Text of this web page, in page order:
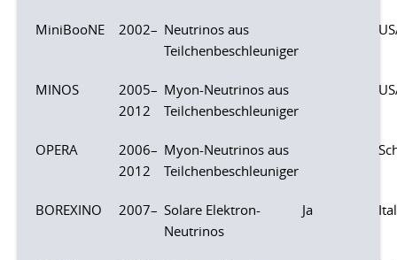
MiniBooNE 2002– Neutrinos aus
Teilchenbeschleuniger
MINOS
2005–
2012
Myon-Neutrinos aus
Teilchenbeschleuniger
OPERA
2006–
2012
Myon-Neutrinos aus
Teilchenbeschleuniger
BOREXINO 2007– Solare Elektron-
Neutrinos
Ja